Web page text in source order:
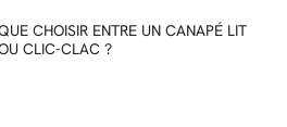
CHOISIR ENTRE UN CANAPÉ LIT
CLIC-CLAC ?